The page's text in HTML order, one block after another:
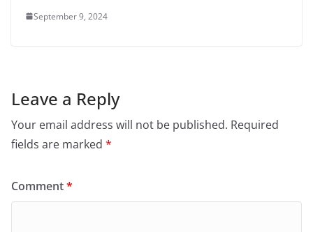
September 9, 2024
Leave a Reply
Your email address will not be published. Required
fields are marked *
Comment*